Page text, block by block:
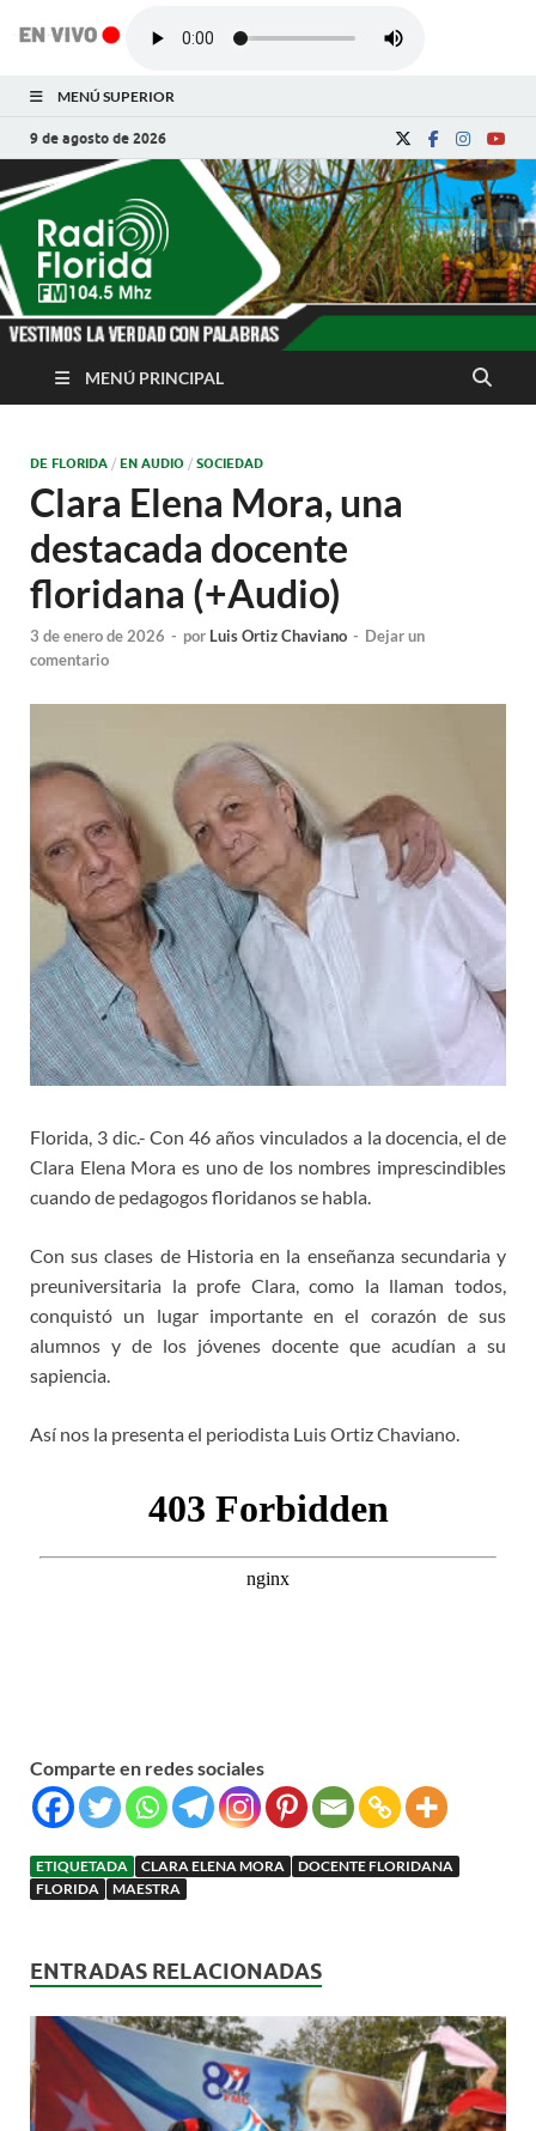
MENÚ SUPERIOR
9 de agosto de 2026
Radio Florida de
Cuba
Noticias y Actualidades de Florida, Camagüey,
MENÚ PRINCIPAL
DE FLORIDA / EN AUDIO / SOCIEDAD
Clara Elena Mora, una
destacada docente
floridana (+Audio)
3 de enero de 2026 - por Luis Ortiz Chaviano - Dejar un
comentario
Florida, 3 dic.- Con 46 años vinculados a la docencia, el de
Clara Elena Mora es uno de los nombres imprescindibles
cuando de pedagogos floridanos se habla.
Con sus clases de Historia en la enseñanza secundaria y
preuniversitaria la profe Clara, como la llaman todos,
conquistó un lugar importante en el corazón de sus
alumnos y de los jóvenes docente que acudían a su
sapiencia.
Así nos la presenta el periodista Luis Ortiz Chaviano.
Comparte en redes sociales
ETIQUETADA CLARA ELENA MORA
DOCENTE FLORIDANA
FLORIDA
MAESTRA
ENTRADAS RELACIONADAS